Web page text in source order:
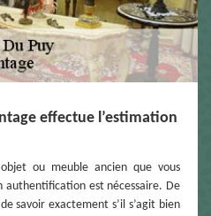
effectue l’estimation
ou meuble ancien que vous
est nécessaire. De
savoir exactement s’il s’agit bien